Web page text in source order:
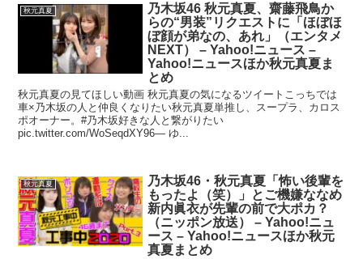
秋元真夏
乃木坂46 秋元真夏、齋藤飛鳥か
らの“男装”リクエストに「ほぼほ
ぼ顔が弟なの、あれ」（エンタメ
NEXT） – Yahoo!ニュース –
Yahoo!ニュースほか秋元真夏ま
とめ
秋元真夏の見てほしい動画 秋元真夏の気になるツイートこっちでは
車×乃木坂の人と仲良くなりたい秋元真夏単推し、スープラ、カロス
ポオーナー。#乃木坂好きな人と繋がりたい
pic.twitter.com/WoSeqdXY96— ゆ...
秋元真夏
乃木坂46・秋元真夏「怖い後輩を
もったよ（笑）」とご機嫌ななめ
新内眞衣が先輩の前で大ポカ？
（ニッポン放送） – Yahoo!ニュ
ース – Yahoo!ニュースほか秋元
真夏まとめ